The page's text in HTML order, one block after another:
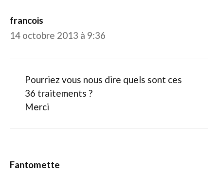
francois
14 octobre 2013 à 9:36
Pourriez vous nous dire quels sont ces
36 traitements ?
Merci
Fantomette